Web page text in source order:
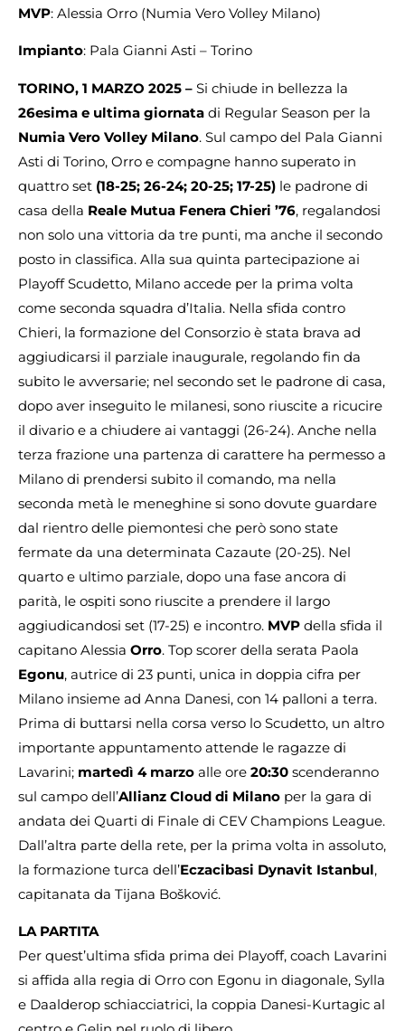
MVP: Alessia Orro (Numia Vero Volley Milano)
Impianto: Pala Gianni Asti – Torino
TORINO, 1 MARZO 2025 – Si chiude in bellezza la
26esima e ultima giornata di Regular Season per la
Numia Vero Volley Milano. Sul campo del Pala Gianni
Asti di Torino, Orro e compagne hanno superato in
quattro set (18-25; 26-24; 20-25; 17-25) le padrone di
casa della Reale Mutua Fenera Chieri ’76, regalandosi
non solo una vittoria da tre punti, ma anche il secondo
posto in classifica. Alla sua quinta partecipazione ai
Playoff Scudetto, Milano accede per la prima volta
come seconda squadra d’Italia. Nella sfida contro
Chieri, la formazione del Consorzio è stata brava ad
aggiudicarsi il parziale inaugurale, regolando fin da
subito le avversarie; nel secondo set le padrone di casa,
dopo aver inseguito le milanesi, sono riuscite a ricucire
il divario e a chiudere ai vantaggi (26-24). Anche nella
terza frazione una partenza di carattere ha permesso a
Milano di prendersi subito il comando, ma nella
seconda metà le meneghine si sono dovute guardare
dal rientro delle piemontesi che però sono state
fermate da una determinata Cazaute (20-25). Nel
quarto e ultimo parziale, dopo una fase ancora di
parità, le ospiti sono riuscite a prendere il largo
aggiudicandosi set (17-25) e incontro. MVP della sfida il
capitano Alessia Orro. Top scorer della serata Paola
Egonu, autrice di 23 punti, unica in doppia cifra per
Milano insieme ad Anna Danesi, con 14 palloni a terra.
Prima di buttarsi nella corsa verso lo Scudetto, un altro
importante appuntamento attende le ragazze di
Lavarini; martedì 4 marzo alle ore 20:30 scenderanno
sul campo dell’Allianz Cloud di Milano per la gara di
andata dei Quarti di Finale di CEV Champions League.
Dall’altra parte della rete, per la prima volta in assoluto,
la formazione turca dell’Eczacibasi Dynavit Istanbul,
capitanata da Tijana Bošković.
LA PARTITA
Per quest’ultima sfida prima dei Playoff, coach Lavarini
si affida alla regia di Orro con Egonu in diagonale, Sylla
e Daalderop schiacciatrici, la coppia Danesi-Kurtagic al